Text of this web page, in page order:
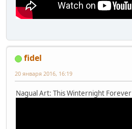
fidel
20 января 2016, 16:19
Nagual Art: This Winternight Forever